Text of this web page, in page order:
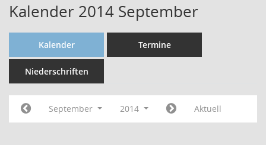
Kalender 2014 September
Kalender Termine
Niederschriften
September 2014 Aktuell